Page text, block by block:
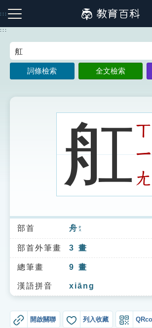
到
主
:::
注音索引圖示 筆畫索引圖示
索引選單
知識索引
單字索引
生命大百科索引
遊戲專區
:::
詞條檢索 全文檢索
舡ㄒ
ㄤ
部首 舟 ㄓㄡ
部首外筆畫 3 畫
總筆畫 9 畫
漢語拼音 xiāng
開啟關聯 列入收藏